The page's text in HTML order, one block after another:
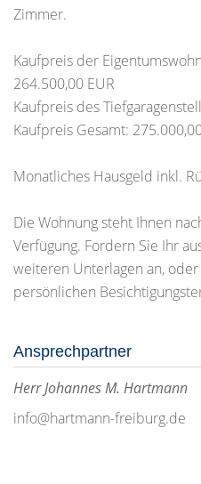
Zimmer.
Kaufpreis der
264.500,00 EUR
Kaufpreis des
Kaufpreis Gesamt:
Monatliches Hausgeld inkl.
Die Wohnung steht Ihnen
Verfügung. Fordern Sie Ihr
weiteren Unterlagen an,
persönlichen
Ansprechpartner
Herr Johannes M. Hartmann
info@hartmann-freiburg.de